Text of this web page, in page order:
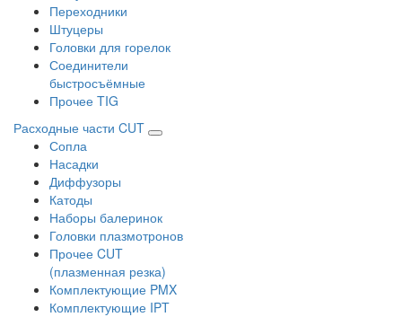
Переходники
Штуцеры
Головки для горелок
Соединители
быстросъёмные
Прочее TIG
Расходные части CUT
Сопла
Насадки
Диффузоры
Катоды
Наборы балеринок
Головки плазмотронов
Прочее CUT
(плазменная резка)
Комплектующие PMX
Комплектующие IPT